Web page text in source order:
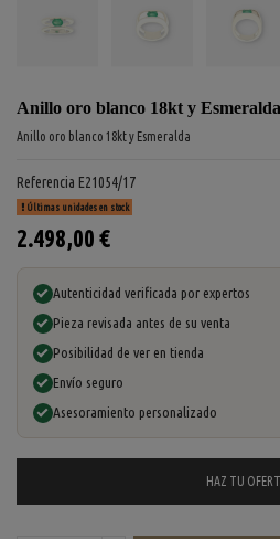
Anillo oro blanco 18kt y Esmeralda
Anillo oro blanco 18kt y Esmeralda
Referencia E21054/17
Últimas unidades en stock
2.498,00 €
Autenticidad verificada por expertos
Pieza revisada antes de su venta
Posibilidad de ver en tienda
Envío seguro
Asesoramiento personalizado
HAZ TU